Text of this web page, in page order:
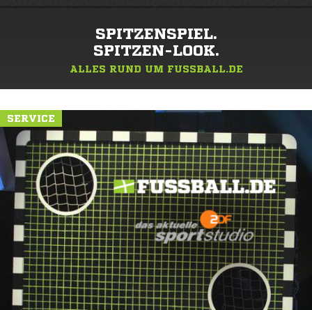
SPITZENSPIEL.
SPITZEN-LOOK.
ALLES RUND UM FUSSBALL.DE
SERVICE